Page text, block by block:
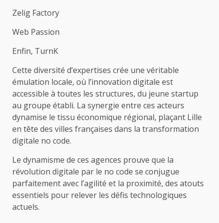
Zelig Factory
Web Passion
Enfin, TurnK
Cette diversité d’expertises crée une véritable
émulation locale, où l’innovation digitale est
accessible à toutes les structures, du jeune startup
au groupe établi. La synergie entre ces acteurs
dynamise le tissu économique régional, plaçant Lille
en tête des villes françaises dans la transformation
digitale no code.
Le dynamisme de ces agences prouve que la
révolution digitale par le no code se conjugue
parfaitement avec l’agilité et la proximité, des atouts
essentiels pour relever les défis technologiques
actuels.